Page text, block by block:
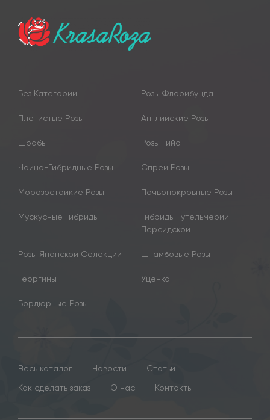
Без Категории Розы Флорибунда
Плетистые Розы Английские Розы
Шрабы Розы Гийо
Чайно-Гибридные Розы Спрей Розы
Морозостойкие Розы Почвопокровные Розы
Мускусные Гибриды
Гибриды Гутельмерии
Персидской
Розы Японской Селекции Штамбовые Розы
Георгины Уценка
Бордюрные Розы
Весь каталог Новости
Статьи
Как сделать заказ
О нас Контакты